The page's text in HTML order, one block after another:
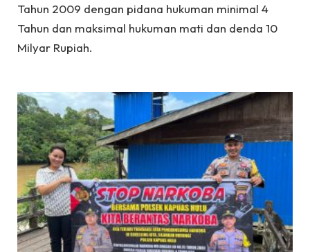
Tahun 2009 dengan pidana hukuman minimal 4
Tahun dan maksimal hukuman mati dan denda 10
Milyar Rupiah.